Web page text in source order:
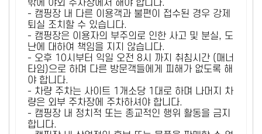
밖에 야외 주차장에서 해야 합니다.
- 캠핑장 내 다른 이용객과 불편이 접수된 경우 강제
퇴실 조치할 수 있습니다.
- 캠핑장은 이용자의 부주의로 인한 사고 및 분실, 도
난에 대하여 책임을 지지 않습니다.
- 오후 10시부터 익일 오전 8시 까지 취침시간 (매너
타임)으로 하며 다른 방문객들에게 피해가 없도록 해
야 합니다.
- 차량 주차는 사이트 1개소당 1대로 하며 나머지 차
량은 외부 주차장에 주차하셔야 합니다.
- 캠핑장 내 정치적 또는 종교적인 행위 활동을 금지
합니다.